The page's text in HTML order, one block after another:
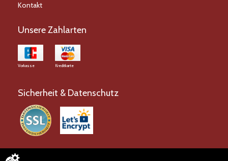
Kontakt
Unsere Zahlarten
Vorkasse Kreditkarte
Sicherheit & Datenschutz